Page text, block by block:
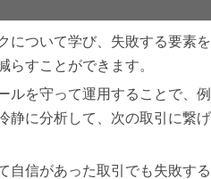
について学び、失敗する要素を
らすことができます。
ルを守って運用することで、例
静に分析して、次の取引に繋げ
自信があった取引でも失敗する